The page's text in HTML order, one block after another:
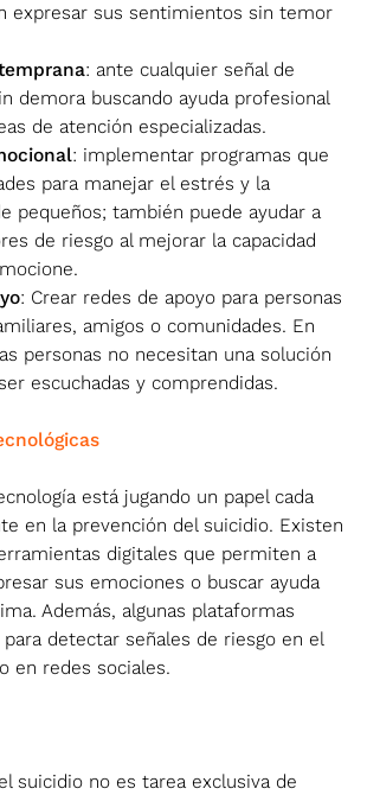
expresar sus sentimientos sin temor
: ante cualquier señal de
demora buscando ayuda profesional
de atención especializadas.
: implementar programas que
para manejar el estrés y la
pequeños; también puede ayudar a
de riesgo al mejorar la capacidad
: Crear redes de apoyo para personas
amigos o comunidades. En
personas no necesitan una solución
escuchadas y comprendidas.
está jugando un papel cada
en la prevención del suicidio. Existen
digitales que permiten a
sus emociones o buscar ayuda
Además, algunas plataformas
detectar señales de riesgo en el
en redes sociales.
suicidio no es tarea exclusiva de